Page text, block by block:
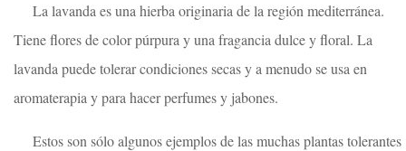
La lavanda es una hierba originaria de la región mediterránea.
Tiene flores de color púrpura y una fragancia dulce y floral. La
lavanda puede tolerar condiciones secas y a menudo se usa en
aromaterapia y para hacer perfumes y jabones.
Estos son sólo algunos ejemplos de las muchas plantas tolerantes